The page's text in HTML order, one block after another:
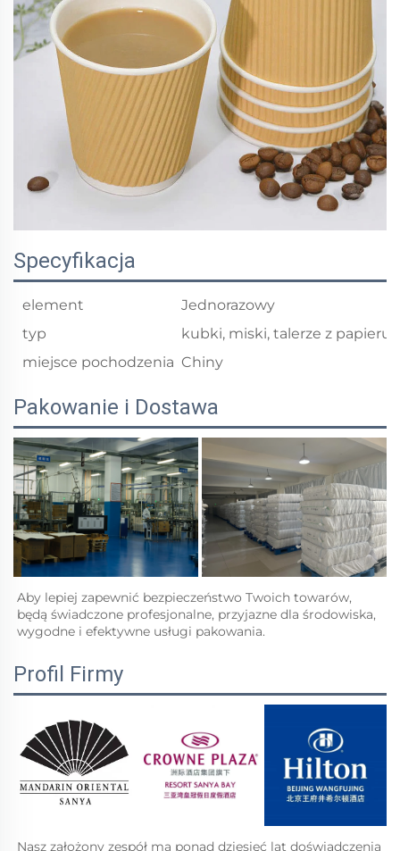
Specyfikacja
element
Jednorazowy
typ
kubki, miski, talerze z papieru
miejsce pochodzenia Chiny
Pakowanie i Dostawa
Aby lepiej zapewnić bezpieczeństwo Twoich towarów,
będą świadczone profesjonalne, przyjazne dla środowiska,
wygodne i efektywne usługi pakowania.
Profil Firmy
Nasz założony zespół ma ponad dziesięć lat doświadczenia